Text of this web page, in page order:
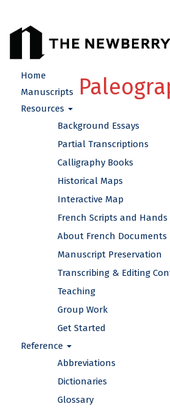
French
Home
Manuscripts
Resources
Background Essays
Partial Transcriptions
Calligraphy Books
Historical Maps
Interactive Map
French Scripts and Hands
About French Documents
Manuscript Preservation
Transcribing & Editing
Teaching
Group Work
Get Started
Reference
Abbreviations
Dictionaries
Glossary